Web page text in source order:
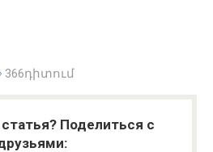
366դիտում
Поделиться с